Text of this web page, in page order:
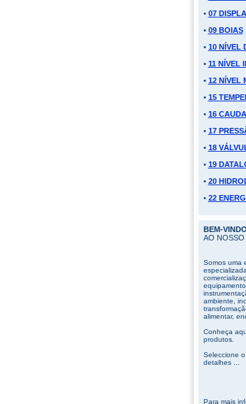
• 07
• 09 BOIAS
• 10 NÍVEL
• 11 NÍVEL
• 12 NÍVEL
• 15
• 16
• 17
• 18
• 19
• 20
• 22
BEM-VINDO
AO NOSSO
Somos uma
ambiente,
alimentar,
Conheça
produtos.
Seleccione
detalhes ...
Para mais